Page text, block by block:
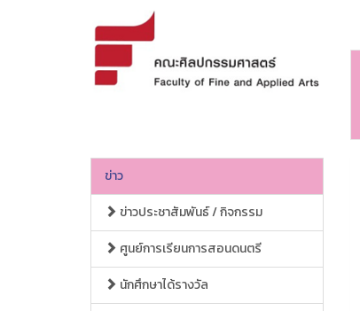
ข่าว
ข่าวประชาสัมพันธ์ / กิจกรรม
ศูนย์การเรียนการสอนดนตรี
นักศึกษาได้รางวัล